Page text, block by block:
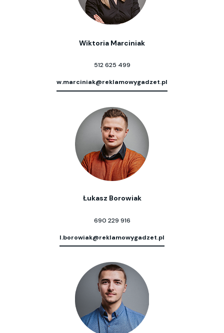
Wiktoria Marciniak
512 625 499
w.marciniak@reklamowygadzet.pl
Łukasz Borowiak
690 229 916
l.borowiak@reklamowygadzet.pl